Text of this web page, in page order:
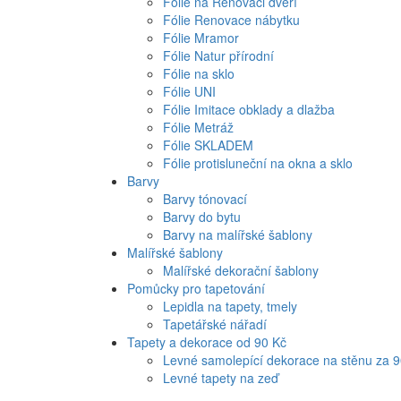
Fólie Renovace nábytku
Fólie Mramor
Fólie Natur přírodní
Fólie na sklo
Fólie UNI
Fólie Imitace obklady a dlažba
Fólie Metráž
Fólie SKLADEM
Fólie protisluneční na okna a sklo
Barvy
Barvy tónovací
Barvy do bytu
Barvy na malířské šablony
Malířské šablony
Malířské dekorační šablony
Pomůcky pro tapetování
Lepidla na tapety, tmely
Tapetářské nářadí
Tapety a dekorace od 90 Kč
Levné samolepící dekorace na stěnu za
Levné tapety na zeď